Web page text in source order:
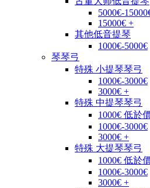
5000€-
15000€ +
其他低音提琴
1000€-5000€
琴琴弓
特殊 小提琴琴弓
1000€-3000€
3000€ +
特殊 中提琴琴弓
1000€ 低於
1000€-3000€
3000€ +
特殊 大提琴琴弓
1000€ 低於
1000€-3000€
3000€ +